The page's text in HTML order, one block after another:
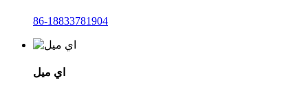
86-18833781904
اي ميل